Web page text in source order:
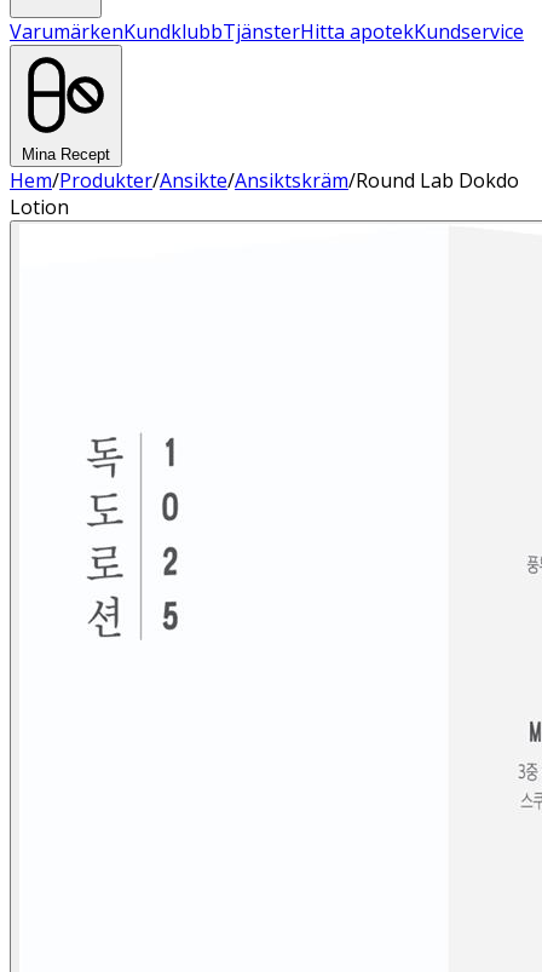
VarumärkenKundklubbTjänsterHitta apotekKundservice
Mina Recept
Hem/Produkter/Ansikte/Ansiktskräm/Round Lab Dokdo
Lotion